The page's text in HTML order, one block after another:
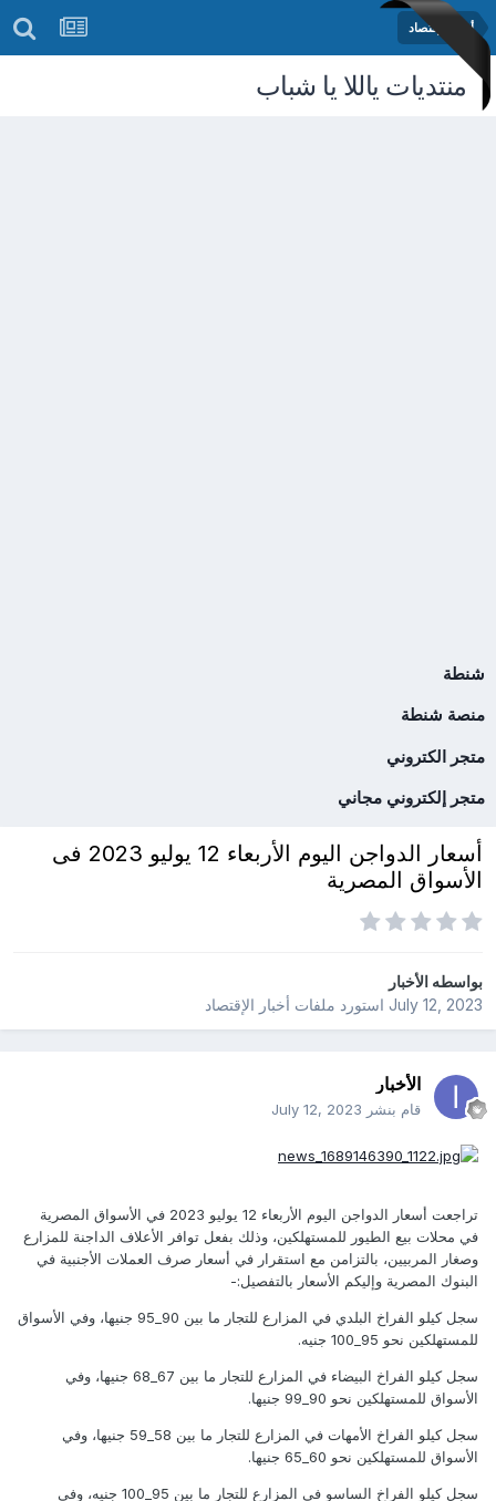
أخبار الإقتصاد
منتديات ياللا يا شباب
شنطة
منصة شنطة
متجر الكتروني
متجر إلكتروني مجاني
أسعار الدواجن اليوم الأربعاء 12 يوليو 2023 فى
الأسواق المصرية
بواسطهالأخبار
July 12, 2023استورد ملفات أخبار الإقتصاد
الأخبار
قام بنشر July 12, 2023
تراجعت أسعار الدواجن اليوم الأربعاء 12 يوليو 2023 في الأسواق المصرية
في محلات بيع الطيور للمستهلكين، وذلك بفعل توافر الأعلاف الداجنة للمزارع
وصغار المربيين، بالتزامن مع استقرار في أسعار صرف العملات الأجنبية في
البنوك المصرية وإليكم الأسعار بالتفصيل:-
سجل كيلو الفراخ البلدي في المزارع للتجار ما بين 90_95 جنيها، وفي الأسواق
للمستهلكين نحو 95_100 جنيه.
سجل كيلو الفراخ البيضاء في المزارع للتجار ما بين 67_68 جنيها، وفي
الأسواق للمستهلكين نحو 90_99 جنيها.
سجل كيلو الفراخ الأمهات في المزارع للتجار ما بين 58_59 جنيها، وفي
الأسواق للمستهلكين نحو 60_65 جنيها.
سجل كيلو الفراخ الساسو في المزارع للتجار ما بين 95_100 جنيه، وفي